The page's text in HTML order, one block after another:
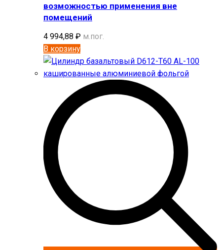
возможностью применения вне
помещений
4 994,88 ₽ м.пог.
В корзину